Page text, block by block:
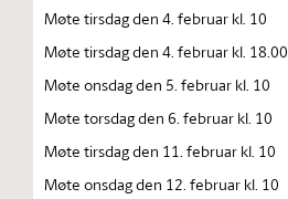
Møte tirsdag den 4. februar kl. 10
Møte tirsdag den 4. februar kl. 18.00
Møte onsdag den 5. februar kl. 10
Møte torsdag den 6. februar kl. 10
Møte tirsdag den 11. februar kl. 10
Møte onsdag den 12. februar kl. 10